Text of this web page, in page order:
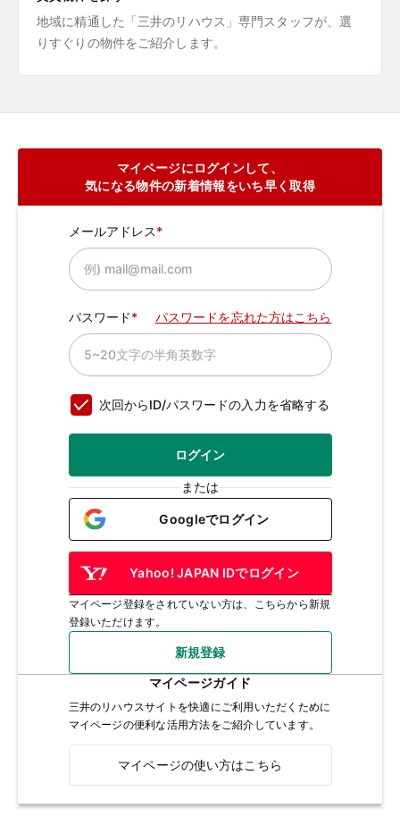
地域に精通した「三井のリハウス」専門スタッフが、選
りすぐりの物件をご紹介します。
マイページにログインして、
気になる物件の新着情報をいち早く取得
メールアドレス
パスワード パスワードを忘れた方はこちら
次回からID/パスワードの入力を省略する
ログイン
または
Googleでログイン
Yahoo! JAPAN IDでログイン
マイページ登録をされていない方は、こちらから新規
登録いただけます。
新規登録
マイページガイド
三井のリハウスサイトを快適にご利用いただくために
マイページの便利な活用方法をご紹介しています。
マイページの使い方はこちら